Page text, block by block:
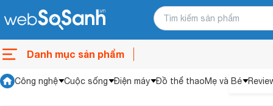
Danh mục sản phẩm
Công nghệ Cuộc sống Điện máy Đồ thể thaoMẹ và Bé